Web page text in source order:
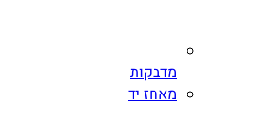
מדבקות
מאחז יד